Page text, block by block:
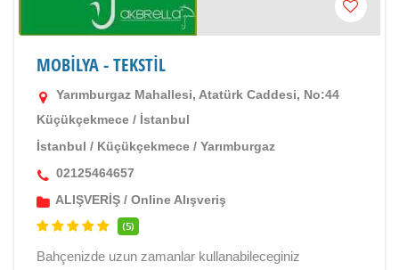
MOBİLYA - TEKSTİL
Yarımburgaz Mahallesi, Atatürk Caddesi, No:44
Küçükçekmece / İstanbul
İstanbul / Küçükçekmece / Yarımburgaz
02125464657
ALIŞVERİŞ / Online Alışveriş
(5)
Bahçenizde uzun zamanlar kullanabileceginiz